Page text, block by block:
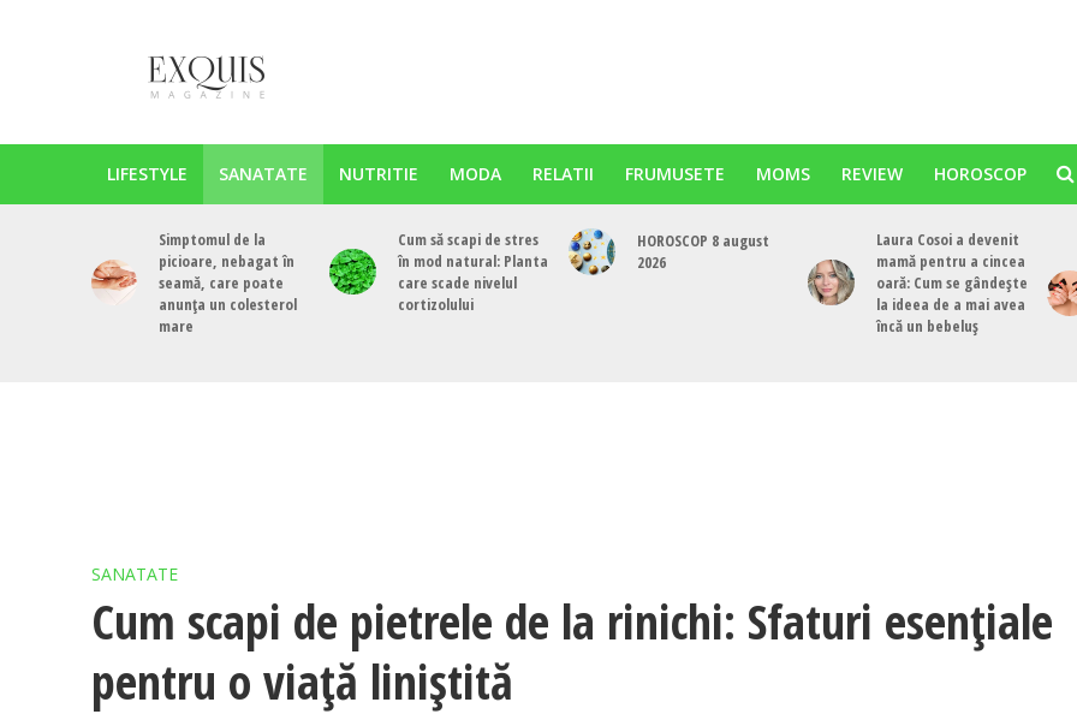
LIFESTYLE SANATATE NUTRITIE MODA RELATII FRUMUSETE MOMS REVIEW HOROSCOP
Simptomul de la
picioare, nebagat în
seamă, care poate
anunța un colesterol
mare
Cum să scapi de stres
în mod natural: Planta
care scade nivelul
cortizolului
HOROSCOP 8 august
2026
Laura Cosoi a devenit
mamă pentru a cincea
oară: Cum se gândește
la ideea de a mai avea
încă un bebeluș
SANATATE
Cum scapi de pietrele de la rinichi: Sfaturi esenţiale
pentru o viaţă liniştită